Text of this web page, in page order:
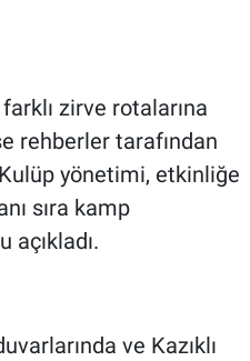
zirve rotalarına
rehberler tarafından
yönetimi, etkinliğe
sıra kamp
açıkladı.
ve Kazıklı